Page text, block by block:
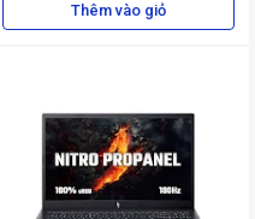
Thêm vào giỏ